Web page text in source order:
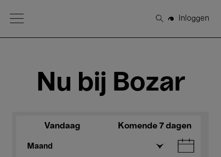
Open Menu
Zoeken
Inloggen
Nu bij Bozar
Vandaag Komende 7 dagen
Maand